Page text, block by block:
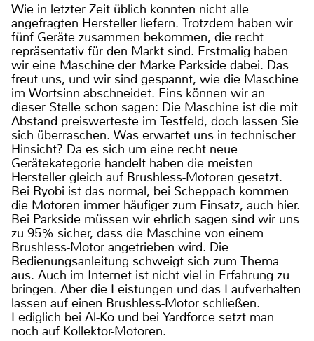
Wie in letzter Zeit üblich konnten nicht alle
angefragten Hersteller liefern. Trotzdem haben wir
fünf Geräte zusammen bekommen, die recht
repräsentativ für den Markt sind. Erstmalig haben
wir eine Maschine der Marke Parkside dabei. Das
freut uns, und wir sind gespannt, wie die Maschine
im Wortsinn abschneidet. Eins können wir an
dieser Stelle schon sagen: Die Maschine ist die mit
Abstand preiswerteste im Testfeld, doch lassen Sie
sich überraschen. Was erwartet uns in technischer
Hinsicht? Da es sich um eine recht neue
Gerätekategorie handelt haben die meisten
Hersteller gleich auf Brushless-Motoren gesetzt.
Bei Ryobi ist das normal, bei Scheppach kommen
die Motoren immer häufiger zum Einsatz, auch hier.
Bei Parkside müssen wir ehrlich sagen sind wir uns
zu 95% sicher, dass die Maschine von einem
Brushless-Motor angetrieben wird. Die
Bedienungsanleitung schweigt sich zum Thema
aus. Auch im Internet ist nicht viel in Erfahrung zu
bringen. Aber die Leistungen und das Laufverhalten
lassen auf einen Brushless-Motor schließen.
Lediglich bei Al-Ko und bei Yardforce setzt man
noch auf Kollektor-Motoren.